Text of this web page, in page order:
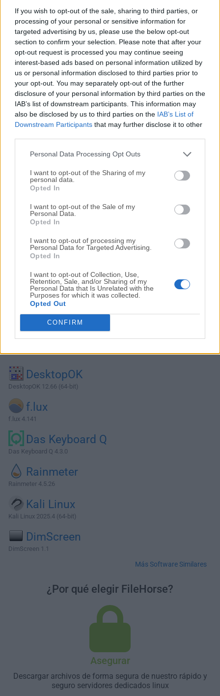
If you wish to opt-out of the sale, sharing to third parties, or
processing of your personal or sensitive information for
targeted advertising by us, please use the below opt-out
section to confirm your selection. Please note that after your
opt-out request is processed you may continue seeing
interest-based ads based on personal information utilized by
us or personal information disclosed to third parties prior to
your opt-out. You may separately opt-out of the further
disclosure of your personal information by third parties on the
IAB’s list of downstream participants. This information may
also be disclosed by us to third parties on the IAB’s List of
Downstream Participants that may further disclose it to other
Personal Data Processing Opt Outs
I want to opt-out of the Sharing of my
personal data.
Opted In
I want to opt-out of the Sale of my
Personal Data.
Opted In
I want to opt-out of processing my
Personal Data for Targeted Advertising.
Opted In
I want to opt-out of Collection, Use,
Retention, Sale, and/or Sharing of my
Personal Data that Is Unrelated with the
Purposes for which it was collected.
Opted Out
CONFIRM
DisplayFusion hará tu vida con múltiples monitores mucho
más fácil. Con potentes funciones como Barras de Tareas
Multi-Monitor, Botones en la Barra de Título y Teclas de
Acceso Rápido totalmente personalizables, Display Fusion
hará que la gestión de tus múltiples monitores sea
sencilla.Viene con docenas de idiomas, y se añaden más
constantemente. Usar DisplayFusion Pro en tu idioma
nativo facilita la comprensión y el uso completo de cada
función.Características y Aspectos DestacadosBarras de
Tareas Multi-MonitorMantén tus ventanas fácilmente
organizadas añadiendo una Barra de Tareas a cada uno de
tus monitores.Fondo de Pantalla de Escritorio IncreíbleUsa
fácilmente impresionantes imágenes de fondo de pantalla
DesktopOK
DesktopOK 12.66 (64-bit)
f.lux
f.lux 4.141
Das Keyboard Q
Das Keyboard Q 4.3.0
Rainmeter
Rainmeter 4.5.26
Kali Linux
Kali Linux 2025.4 (64-bit)
DimScreen
DimScreen 1.1
Más Software Similares
¿Por qué elegir FileHorse?
Asegurar
Descargar archivos de forma segura de nuestro rápido y
seguro servidores dedicados linux